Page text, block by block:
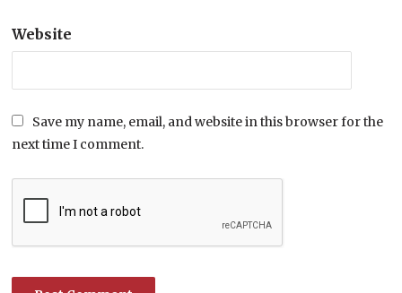
Website
Save my name, email, and website in this browser for the
next time I comment.